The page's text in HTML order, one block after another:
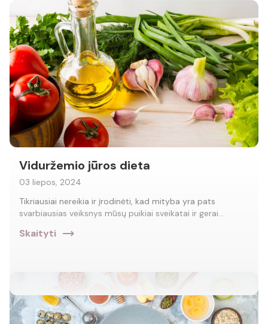
Viduržemio jūros dieta
03 liepos, 2024
Tikriausiai nereikia ir įrodinėti, kad mityba yra pats
svarbiausias veiksnys mūsų puikiai sveikatai ir gerai…
Skaityti trending_flat